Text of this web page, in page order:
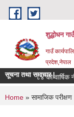
Skip to main content
शुद्धोधन
गाउँ
प्रदेश,नेपाल
सूचना तथा समाचार |
आ.व.२०८३/८४ को वार्षिक
You are
Home » सामाजिक परीक्षण